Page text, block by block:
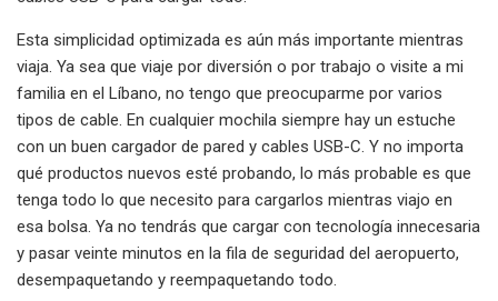
Esta simplicidad optimizada es aún más importante mientras
viaja. Ya sea que viaje por diversión o por trabajo o visite a mi
familia en el Líbano, no tengo que preocuparme por varios
tipos de cable. En cualquier mochila siempre hay un estuche
con un buen cargador de pared y cables USB-C. Y no importa
qué productos nuevos esté probando, lo más probable es que
tenga todo lo que necesito para cargarlos mientras viajo en
esa bolsa. Ya no tendrás que cargar con tecnología innecesaria
y pasar veinte minutos en la fila de seguridad del aeropuerto,
desempaquetando y reempaquetando todo.